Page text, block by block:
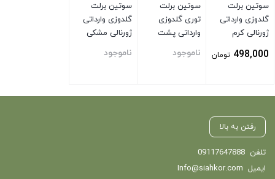
سوتین برلت
گلدوزی وارداتی
ژورنالی کرم
498,000 تومان
سوتین برلت
توری گلدوزی
وارداتی پشت
ناموجود
سوتین برلت
گلدوزی وارداتی
ژورنالی مشکی
ناموجود
رفتن به بالا
تلفن 09117647888
ایمیل Info@siahkor.com